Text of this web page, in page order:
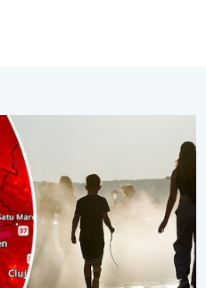
Tot ruim 40 graden. . . dinsdag